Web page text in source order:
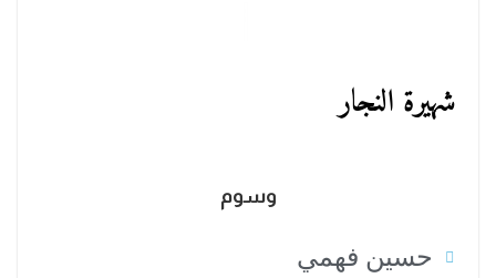
شهيرة النجار
وسوم
حسين فهمي